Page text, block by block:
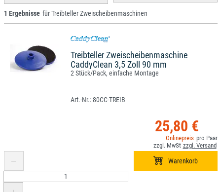
1 Ergebnisse für Treibteller Zweischeibenmaschinen
Treibteller Zweischeibenmaschine
CaddyClean 3,5 Zoll 90 mm
2 Stück/Pack, einfache Montage
80CC-TREIB
25,80 €